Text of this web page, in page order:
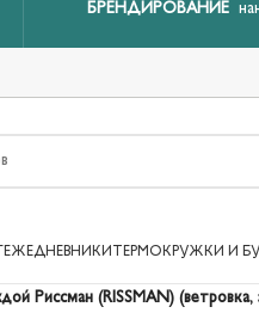
БРЕНДИРОВАНИЕ
ЕЖЕДНЕВНИКИ ТЕРМОКРУЖКИ И
Риссман (RISSMAN)